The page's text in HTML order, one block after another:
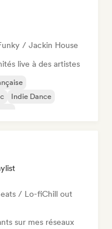
/ Jackin House
live à des artistes
Indie Dance
/ Lo-fiChill out
sur mes réseaux